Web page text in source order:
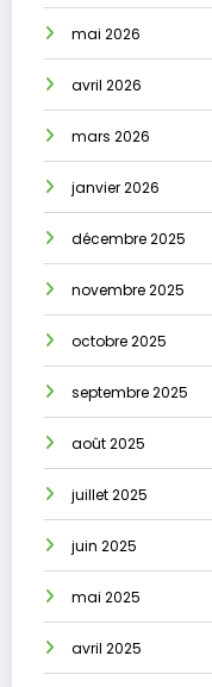
mai 2026
avril 2026
mars 2026
janvier 2026
décembre 2025
novembre 2025
octobre 2025
septembre 2025
août 2025
juillet 2025
juin 2025
mai 2025
avril 2025